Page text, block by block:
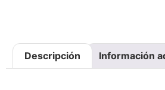
Descripción Información